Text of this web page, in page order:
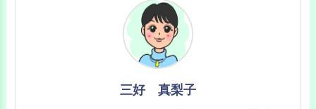
三好 真梨子